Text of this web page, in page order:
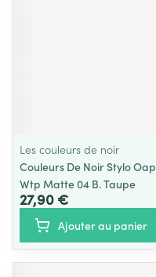
Les couleurs de noir
Couleurs De Noir Stylo Oap
Wtp Matte 04 B. Taupe
27,90 €
Ajouter au panier